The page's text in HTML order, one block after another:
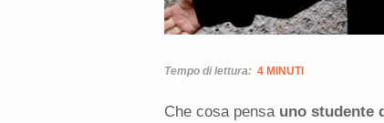
Tempo di lettura: 4 MINUTI
Che cosa pensa uno studente